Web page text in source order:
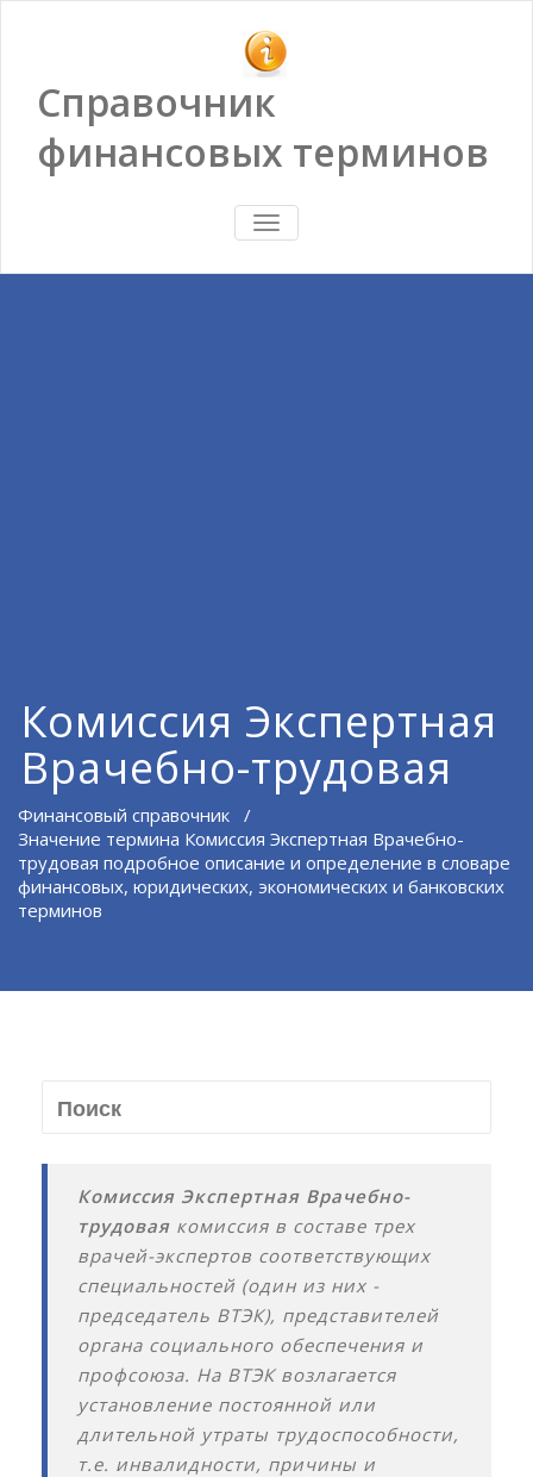
Справочник
финансовых терминов
ПОКАЗАТЬ/
СКРЫТЬ
Комиссия Экспертная
Врачебно-трудовая
Финансовый справочник /
Значение термина Комиссия Экспертная Врачебно-
трудовая подробное описание и определение в словаре
финансовых, юридических, экономических и банковских
терминов
Комиссия Экспертная Врачебно-
трудовая комиссия в составе трех
врачей-экспертов соответствующих
специальностей (один из них -
председатель ВТЭК), представителей
органа социального обеспечения и
профсоюза. На ВТЭК возлагается
установление постоянной или
длительной утраты трудоспособности,
т.е. инвалидности, причины и